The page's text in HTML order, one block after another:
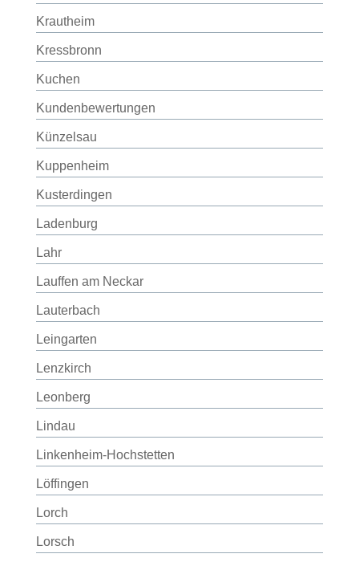
Krautheim
Kressbronn
Kuchen
Kundenbewertungen
Künzelsau
Kuppenheim
Kusterdingen
Ladenburg
Lahr
Lauffen am Neckar
Lauterbach
Leingarten
Lenzkirch
Leonberg
Lindau
Linkenheim-Hochstetten
Löffingen
Lorch
Lorsch